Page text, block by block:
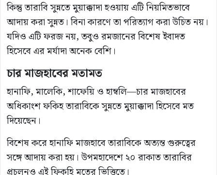
কিন্তু তারাবি সুন্নতে মুয়াক্কাদা হওয়ায় এটি নিয়মিতভাবে
আদায় করা সুন্নত। বিনা কারণে তা পরিত্যাগ করা উচিত নয়।
যদিও এটি ফরজ নয়, তবুও রমজানের বিশেষ ইবাদত
হিসেবে এর মর্যাদা অনেক বেশি।
চার মাজহাবের মতামত
হানাফি, মালেকি, শাফেয়ি ও হাম্বলি—চার মাজহাবের
অধিকাংশ ফকিহ তারাবিকে সুন্নতে মুয়াক্কাদা হিসেবে মত
দিয়েছেন।
বিশেষ করে হানাফি মাজহাবে তারাবিকে অত্যন্ত গুরুত্বের
সঙ্গে আদায় করা হয়। উপমহাদেশে ২০ রাকাত তারাবির